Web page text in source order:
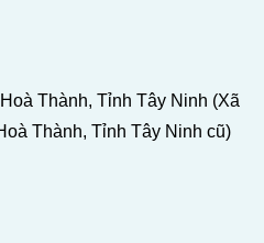
Thành, Tỉnh Tây Ninh (Xã
Thành, Tỉnh Tây Ninh cũ)